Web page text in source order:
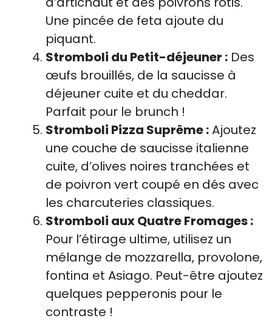
Une pincée de feta ajoute du
piquant.
Stromboli du Petit-déjeuner : Des
œufs brouillés, de la saucisse à
déjeuner cuite et du cheddar.
Parfait pour le brunch !
Stromboli Pizza Suprême :Ajoutez
une couche de saucisse italienne
cuite, d’olives noires tranchées et
de poivron vert coupé en dés avec
les charcuteries classiques.
Stromboli aux Quatre Fromages :
Pour l’étirage ultime, utilisez un
mélange de mozzarella, provolone,
fontina et Asiago. Peut-être ajoutez
quelques pepperonis pour le
contraste !